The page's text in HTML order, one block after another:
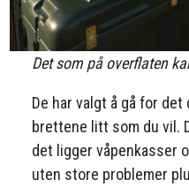
Det som på overflaten
De har valgt å gå for det
brettene litt som du vil.
det ligger våpenkasser
uten store problemer